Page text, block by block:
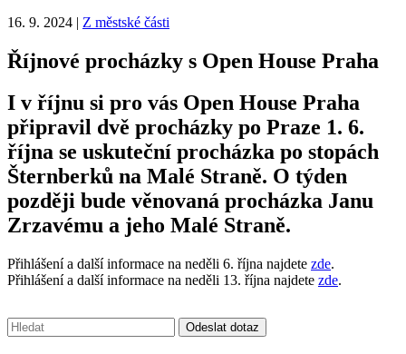
16. 9. 2024 | Z městské části
Říjnové procházky s Open House Praha
I v říjnu si pro vás Open House Praha
připravil dvě procházky po Praze 1. 6.
října se uskuteční procházka po stopách
Šternberků na Malé Straně. O týden
později bude věnovaná procházka Janu
Zrzavému a jeho Malé Straně.
Přihlášení a další informace na neděli 6. října najdete zde.
Přihlášení a další informace na neděli 13. října najdete zde.
Vyhledávání: Odeslat dotaz